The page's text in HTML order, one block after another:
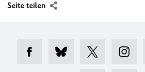
Seite teilen